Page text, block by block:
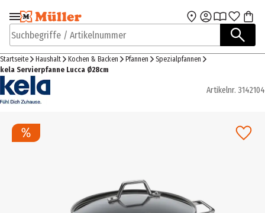
Zur Navigation
springen
Zum Hauptinhalt
Suchbegriffe / Artikelnummer
Startseite Haushalt Kochen & Backen Pfannen
Spezialpfannen
kela Servierpfanne Lucca Ø28cm
Artikelnr. 3142104